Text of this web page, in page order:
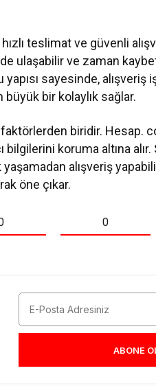
teslimat ve güvenli
ulaşabilir ve zaman
sayesinde, alışveriş
bir kolaylık sağlar.
biridir. Hesap.
koruma altına
alışveriş
öne çıkar.
0
ABONE